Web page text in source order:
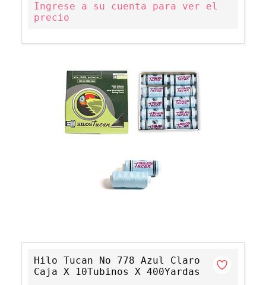
Ingrese a su cuenta para ver el
precio
Hilo Tucan No 778 Azul Claro
Caja X 10Tubinos X 400Yardas